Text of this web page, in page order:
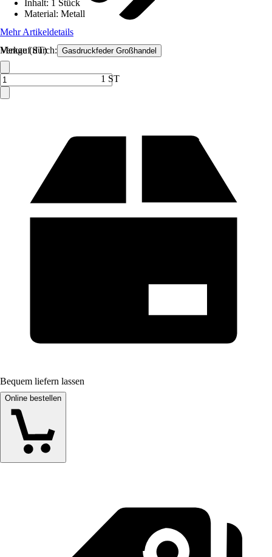
Verkauf durch: Gasdruckfeder Großhandel
Inhalt: 1 Stück
Material: Metall
Mehr Artikeldetails
Menge (ST)
1 ST
Bequem liefern lassen
Online bestellen